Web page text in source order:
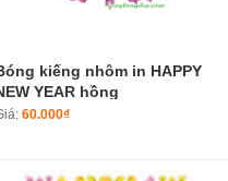
kiếng nhôm in HAPPY
YEAR hồng
60.000₫